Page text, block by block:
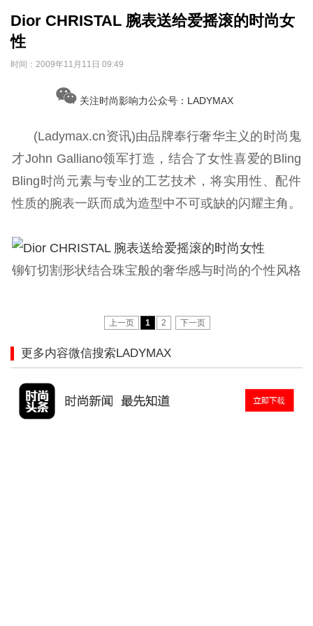
Dior CHRISTAL 腕表送给爱摇滚的时尚女
性
时间： 2009年11月11日 09:49
关注时尚影响力公众号：LADYMAX
(Ladymax.cn资讯)由品牌奉行奢华主义的时尚鬼
才John Galliano领军打造，结合了女性喜爱的Bling
Bling时尚元素与专业的工艺技术，将实用性、配件
性质的腕表一跃而成为造型中不可或缺的闪耀主角。
铆钉切割形状结合珠宝般的奢华感与时尚的个性风格
上一页 1 2 下一页
更多内容微信搜索LADYMAX